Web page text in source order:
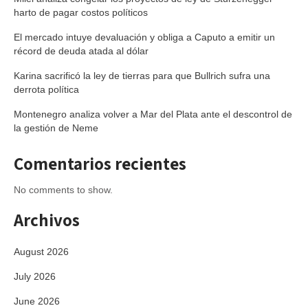
harto de pagar costos políticos
El mercado intuye devaluación y obliga a Caputo a emitir un
récord de deuda atada al dólar
Karina sacrificó la ley de tierras para que Bullrich sufra una
derrota política
Montenegro analiza volver a Mar del Plata ante el descontrol de
la gestión de Neme
Comentarios recientes
No comments to show.
Archivos
August 2026
July 2026
June 2026